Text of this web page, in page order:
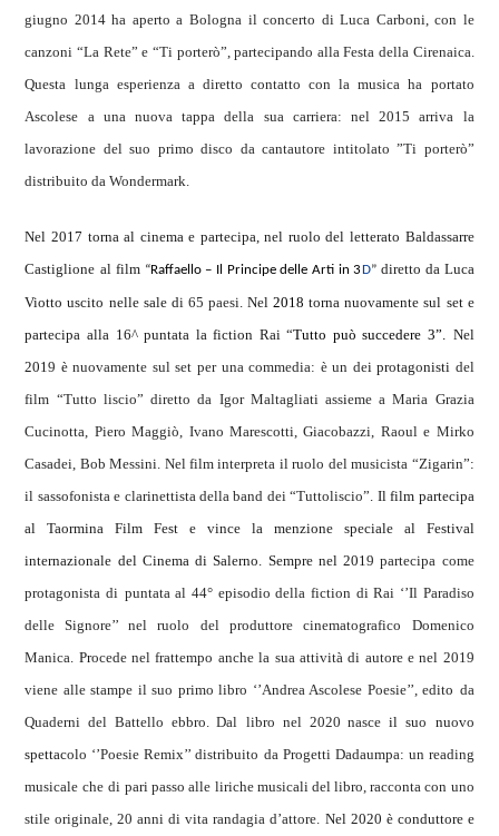
giugno 2014 ha aperto a Bologna il concerto di Luca Carboni, con le
canzoni “La Rete” e “Ti porterò”, partecipando alla Festa della Cirenaica.
Questa lunga esperienza a diretto contatto con la musica ha portato
Ascolese a una nuova tappa della sua carriera: nel 2015 arriva la
lavorazione del suo primo disco da cantautore intitolato ”Ti porterò”
distribuito da Wondermark.
Nel 2017 torna al cinema e partecipa, nel ruolo del letterato Baldassarre
Castiglione al film “Raffaello – Il Principe delle Arti in 3D” diretto da Luca
Viotto uscito nelle sale di 65 paesi . Nel2018torna nuovamente sul set e
partecipa alla 16^ puntata la fiction Rai “Tutto può succedere 3”.
Nel
2019 ènuovamente sul set per una commedia: è un dei protagonisti del
film “Tutto liscio” diretto da Igor Maltagliati assieme a Maria Grazia
Cucinotta, Piero Maggiò, Ivano Marescotti, Giacobazzi, Raoul e Mirko
Casadei, Bob Messini. Nel film interpreta il ruolo del musicista “Zigarin”:
il sassofonista e clarinettista della band dei “Tuttoliscio” . Il film partecipa
al Taormina Film Fest e vince la menzione speciale al Festival
internazionale del Cinema di Salerno. Sempre nel 2019 partecipa come
protagonista di puntata al 44° episodio della fiction diRai ‘’Il Paradiso
delle Signore’’ nel ruolo del produttore cinematografico Domenico
Manica . Procede nel frattempo anche la sua attività di autore e nel 201 9
viene alle stampe il suo primo libro ‘’Andrea Ascolese Poesie’’, edito da
Quaderni del Battello ebbro.Dal libro nel 2020 nasceil suo nuovo
spettacolo ‘’Poesie Remix’’ distribuito da Progetti Dadaumpa: un reading
musicale che di pari passo alle liriche musicali del libro, racconta con uno
stile originale, 20 anni di vita randagia d’attore. Nel 2020 è conduttore e